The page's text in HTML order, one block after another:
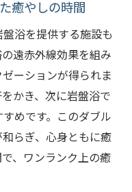
癒やしの時間
浴を提供する施設も
遠赤外線効果を組み
ーションが得られま
かき、次に岩盤浴で
めです。このダブル
らぎ、心身ともに癒
、ワンランク上の癒